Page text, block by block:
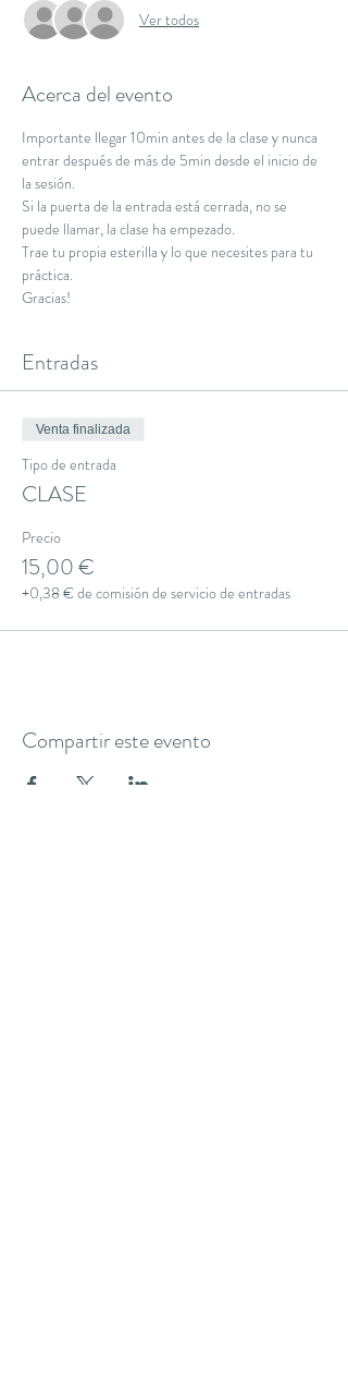
Ver todos
Acerca del evento
Importante llegar 10min antes de la clase y nunca
entrar después de más de 5min desde el inicio de
la sesión.
Si la puerta de la entrada está cerrada, no se
puede llamar, la clase ha empezado.
Trae tu propia esterilla y lo que necesites para tu
práctica.
Gracias!
Entradas
Venta finalizada
Tipo de entrada
CLASE
Precio
15,00 €
+0,38 € de comisión de servicio de entradas
Compartir este evento